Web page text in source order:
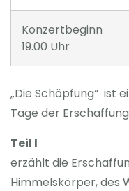
Konzertbeginn
19.00 Uhr
„Die Schöpfung“ ist
Tage der
Teil I
erzählt die
Himmelskörper, des